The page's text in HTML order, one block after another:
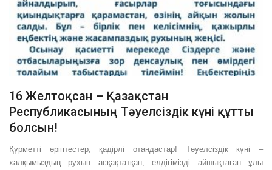
16 Желтоқсан – Қазақстан
Республикасының Тәуелсіздік күні құтты
болсын!
Құрметті әріптестер, қадірлі отандастар! Тәуелсіздік күні –
халқымыздың рухын асқақтатқан, елдігімізді айшықтаған ұлы